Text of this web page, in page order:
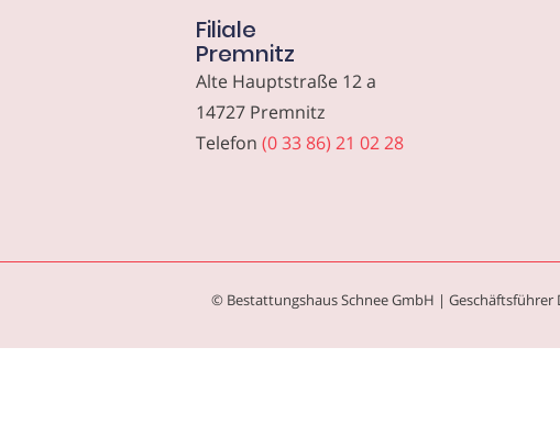
Filiale
Premnitz
Alte Hauptstraße 12 a
14727 Premnitz
Telefon (0 33 86) 21 02 28
© Bestattungshaus Schnee GmbH | Geschäftsführer